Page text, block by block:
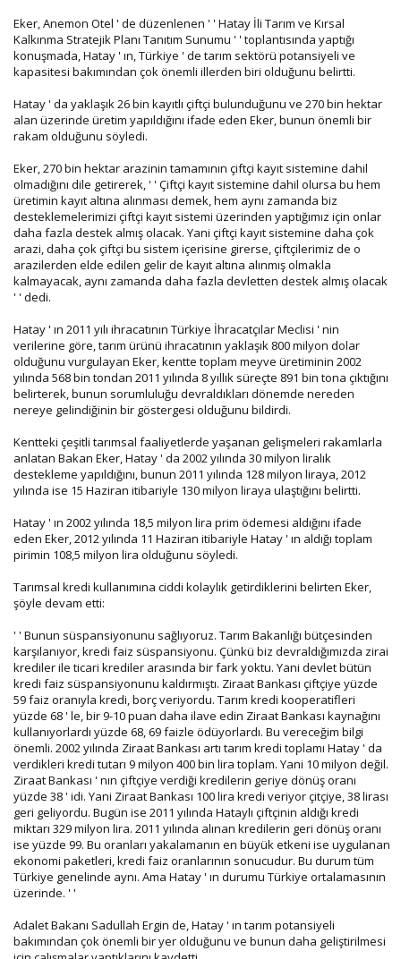
Eker, Anemon Otel ' de düzenlenen ' ' Hatay İli Tarım ve Kırsal
Kalkınma Stratejik Planı Tanıtım Sunumu ' ' toplantısında yaptığı
konuşmada, Hatay ' ın, Türkiye ' de tarım sektörü potansiyeli ve
kapasitesi bakımından çok önemli illerden biri olduğunu belirtti.
Hatay ' da yaklaşık 26 bin kayıtlı çiftçi bulunduğunu ve 270 bin hektar
alan üzerinde üretim yapıldığını ifade eden Eker, bunun önemli bir
rakam olduğunu söyledi.
Eker, 270 bin hektar arazinin tamamının çiftçi kayıt sistemine dahil
olmadığını dile getirerek, ' ' Çiftçi kayıt sistemine dahil olursa bu hem
üretimin kayıt altına alınması demek, hem aynı zamanda biz
desteklemelerimizi çiftçi kayıt sistemi üzerinden yaptığımız için onlar
daha fazla destek almış olacak. Yani çiftçi kayıt sistemine daha çok
arazi, daha çok çiftçi bu sistem içerisine girerse, çiftçilerimiz de o
arazilerden elde edilen gelir de kayıt altına alınmış olmakla
kalmayacak, aynı zamanda daha fazla devletten destek almış olacak
' ' dedi.
Hatay ' ın 2011 yılı ihracatının Türkiye İhracatçılar Meclisi ' nin
verilerine göre, tarım ürünü ihracatının yaklaşık 800 milyon dolar
olduğunu vurgulayan Eker, kentte toplam meyve üretiminin 2002
yılında 568 bin tondan 2011 yılında 8 yıllık süreçte 891 bin tona çıktığını
belirterek, bunun sorumluluğu devraldıkları dönemde nereden
nereye gelindiğinin bir göstergesi olduğunu bildirdi.
Kentteki çeşitli tarımsal faaliyetlerde yaşanan gelişmeleri rakamlarla
anlatan Bakan Eker, Hatay ' da 2002 yılında 30 milyon liralık
destekleme yapıldığını, bunun 2011 yılında 128 milyon liraya, 2012
yılında ise 15 Haziran itibariyle 130 milyon liraya ulaştığını belirtti.
Hatay ' ın 2002 yılında 18,5 milyon lira prim ödemesi aldığını ifade
eden Eker, 2012 yılında 11 Haziran itibariyle Hatay ' ın aldığı toplam
pirimin 108,5 milyon lira olduğunu söyledi.
Tarımsal kredi kullanımına ciddi kolaylık getirdiklerini belirten Eker,
şöyle devam etti:
' ' Bunun süspansiyonunu sağlıyoruz. Tarım Bakanlığı bütçesinden
karşılanıyor, kredi faiz süspansiyonu. Çünkü biz devraldığımızda zirai
krediler ile ticari krediler arasında bir fark yoktu. Yani devlet bütün
kredi faiz süspansiyonunu kaldırmıştı. Ziraat Bankası çiftçiye yüzde
59 faiz oranıyla kredi, borç veriyordu. Tarım kredi kooperatifleri
yüzde 68 ' le, bir 9-10 puan daha ilave edin Ziraat Bankası kaynağını
kullanıyorlardı yüzde 68, 69 faizle ödüyorlardı. Bu vereceğim bilgi
önemli. 2002 yılında Ziraat Bankası artı tarım kredi toplamı Hatay ' da
verdikleri kredi tutarı 9 milyon 400 bin lira toplam. Yani 10 milyon değil.
Ziraat Bankası ' nın çiftçiye verdiği kredilerin geriye dönüş oranı
yüzde 38 ' idi. Yani Ziraat Bankası 100 lira kredi veriyor çitçiye, 38 lirası
geri geliyordu. Bugün ise 2011 yılında Hataylı çiftçinin aldığı kredi
miktarı 329 milyon lira. 2011 yılında alınan kredilerin geri dönüş oranı
ise yüzde 99. Bu oranları yakalamanın en büyük etkeni ise uygulanan
ekonomi paketleri, kredi faiz oranlarının sonucudur. Bu durum tüm
Türkiye genelinde aynı. Ama Hatay ' ın durumu Türkiye ortalamasının
üzerinde. ' '
Adalet Bakanı Sadullah Ergin de, Hatay ' ın tarım potansiyeli
bakımından çok önemli bir yer olduğunu ve bunun daha geliştirilmesi